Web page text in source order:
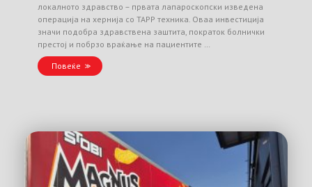
локалното здравство – првата лапароскопски изведена
операција на хернија со TAPP техника. Оваа инвестиција
значи подобра здравствена заштита, пократок болнички
престој и побрзо враќање на пациентите …
Повеќе